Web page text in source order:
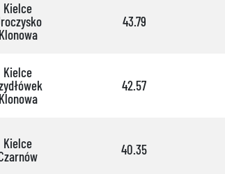
Kielce
Klonowa
43.79
Kielce
Klonowa
42.57
Kielce
40.35